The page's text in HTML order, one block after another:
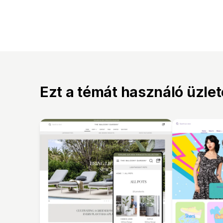
Ezt a témát használó